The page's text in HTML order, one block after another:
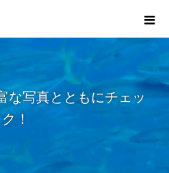
な写真とともにチェッ
ク！